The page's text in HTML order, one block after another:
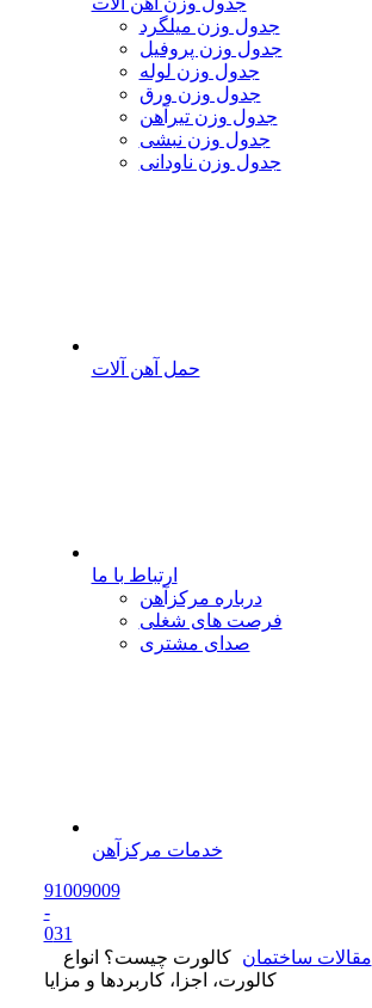
جدول وزن میلگرد
جدول وزن پروفیل
جدول وزن لوله
جدول وزن ورق
جدول وزن تیرآهن
جدول وزن نبشی
جدول وزن ناودانی
حمل آهن آلات
ارتباط با ما
درباره مرکزآهن
فرصت های شغلی
صدای مشتری
خدمات مرکزآهن
91009009
-
031
مقالات ساختمان
کالورت چیست؟ انواع
کالورت، اجزا، کاربردها و مزایا